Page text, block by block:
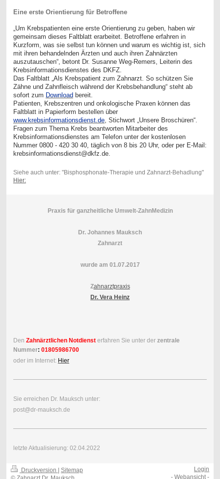
Eine erste Orientierung für Betroffene
„Um Krebspatienten eine erste Orientierung zu geben, haben wir
gemeinsam dieses Faltblatt erarbeitet. Betroffene erfahren in
Kurzform, was sie selbst tun können und warum es wichtig ist, sich
mit ihren behandelnden Ärzten und auch ihren Zahnärzten
auszutauschen“, betont Dr. Susanne Weg-Remers, Leiterin des
Krebsinformationsdienstes des DKFZ.
Das Faltblatt „Als Krebspatient zum Zahnarzt. So schützen Sie
Zähne und Zahnfleisch während der Krebsbehandlung“ steht ab
sofort zum Downloadbereit.
Patienten, Krebszentren und onkologische Praxen können das
Faltblatt in Papierform bestellen über
www.krebsinformationsdienst.de, Stichwort „Unsere Broschüren“.
Fragen zum Thema Krebs beantworten Mitarbeiter des
Krebsinformationsdienstes am Telefon unter der kostenlosen
Nummer 0800 - 420 30 40, täglich von 8 bis 20 Uhr, oder per E-Mail:
krebsinformationsdienst@dkfz.de.
Siehe auch unter: "Bisphosphonate-Therapie und Zahnarzt-Behadlung"
Hier:
Praxis für ganzheitliche Umwelt-ZahnMedizin
Dr. Johannes Mauksch
Zahnarzt
wurde am 01.07.2017
Zahnarztpraxis
Dr. Vera Heinz
Den Zahnärztlichen Notdiensterfahren Sie unter der zentrale
Nummer: 01805986700
oder im Internet: Hier
Sie erreichen Dr. Mauksch unter:
post@dr-mauksch.de
letzte Aktualisierung: 02.04.2022
Druckversion
Sitemap
Login
-Webansicht-